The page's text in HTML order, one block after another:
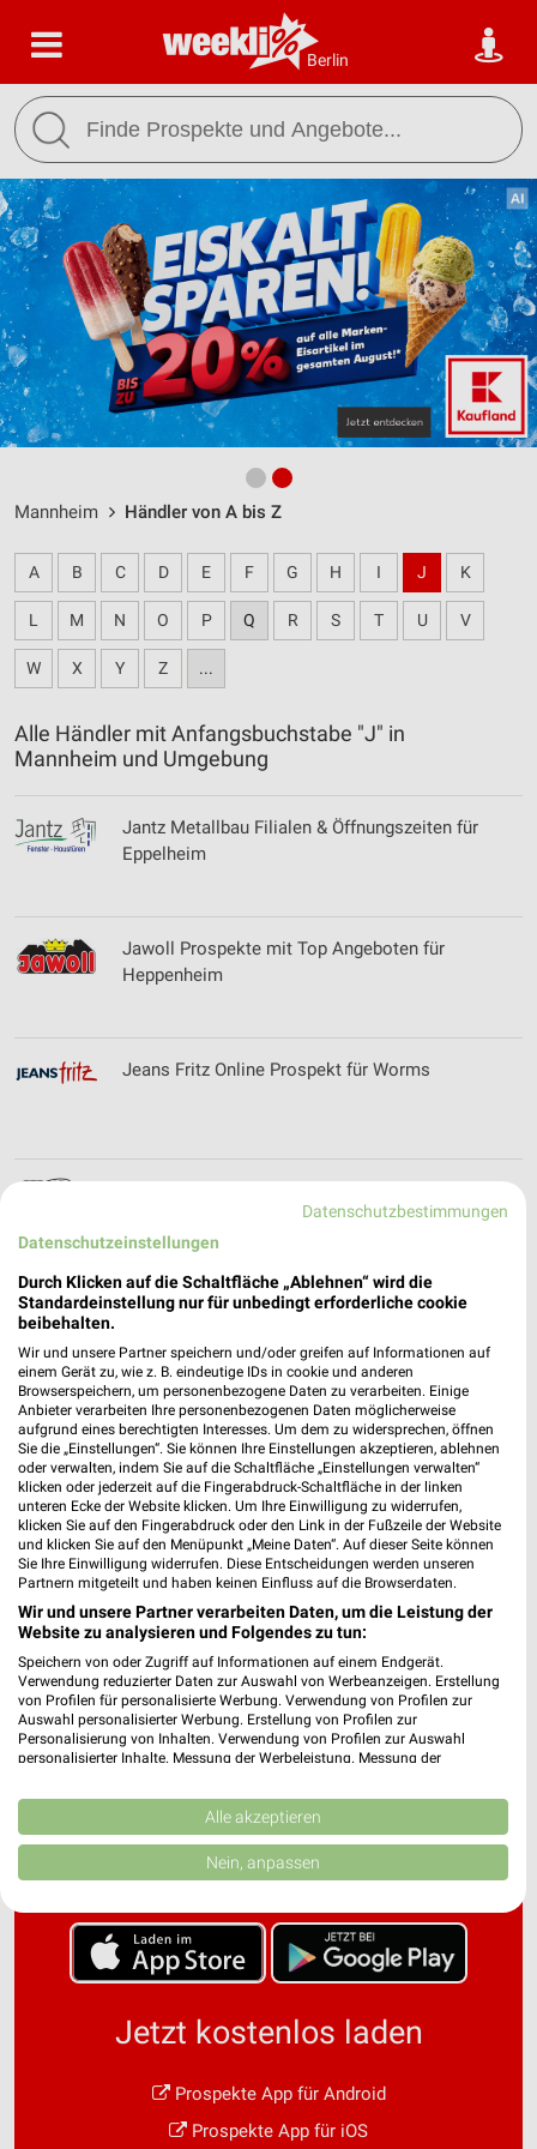
Berlin
Mannheim Händler von A bis Z
A B C D E F G H I J K
L M N O P Q R S T U V
W X Y Z ...
Alle Händler mit Anfangsbuchstabe "J" in
Mannheim und Umgebung
Jantz Metallbau Filialen & Öffnungszeiten für
Eppelheim
Jawoll Prospekte mit Top Angeboten für
Heppenheim
Jeans Fritz Online Prospekt für Worms
Juwelier Scholz Filialen & Öffnungszeiten für
Juwelier Zahn Filialen & Öffnungszeiten für
Hockenheim
JYSK Katalog und Prospekte für Mannheim
Noch mehr Angebote in
der weekli App!
Jetzt kostenlos laden
Prospekte App für Android
Prospekte App für iOS
Datenschutzbestimmungen
Datenschutzeinstellungen
Durch Klicken auf die Schaltfläche „Ablehnen“ wird die
Standardeinstellung nur für unbedingt erforderliche cookie
beibehalten.
Wir und unsere Partner speichern und/oder greifen auf Informationen auf
einem Gerät zu, wie z. B. eindeutige IDs in cookie und anderen
Browserspeichern, um personenbezogene Daten zu verarbeiten. Einige
Anbieter verarbeiten Ihre personenbezogenen Daten möglicherweise
aufgrund eines berechtigten Interesses. Um dem zu widersprechen, öffnen
Sie die „Einstellungen“. Sie können Ihre Einstellungen akzeptieren, ablehnen
oder verwalten, indem Sie auf die Schaltfläche „Einstellungen verwalten“
klicken oder jederzeit auf die Fingerabdruck-Schaltfläche in der linken
unteren Ecke der Website klicken. Um Ihre Einwilligung zu widerrufen,
klicken Sie auf den Fingerabdruck oder den Link in der Fußzeile der Website
und klicken Sie auf den Menüpunkt „Meine Daten“. Auf dieser Seite können
Sie Ihre Einwilligung widerrufen. Diese Entscheidungen werden unseren
Partnern mitgeteilt und haben keinen Einfluss auf die Browserdaten.
Wir und unsere Partner verarbeiten Daten, um die Leistung der
Website zu analysieren und Folgendes zu tun:
Speichern von oder Zugriff auf Informationen auf einem Endgerät.
Verwendung reduzierter Daten zur Auswahl von Werbeanzeigen. Erstellung
von Profilen für personalisierte Werbung. Verwendung von Profilen zur
Auswahl personalisierter Werbung. Erstellung von Profilen zur
Personalisierung von Inhalten. Verwendung von Profilen zur Auswahl
personalisierter Inhalte. Messung der Werbeleistung. Messung der
Kombinationen von Daten aus verschiedenen Quellen. Entwicklung und
Verbesserung der Angebote. Verwendung reduzierter Daten zur Auswahl
von Inhalten.
Daten können außerhalb der Europäischen Union weitergegeben und in die
Website/App.
Partnerliste anzeigen (1 IAB-Anbieter)
Wir nutzen Ihre Daten für folgende Zwecke:
Speichern von oder Zugriff auf Informationen
Alle akzeptieren
Nein, anpassen